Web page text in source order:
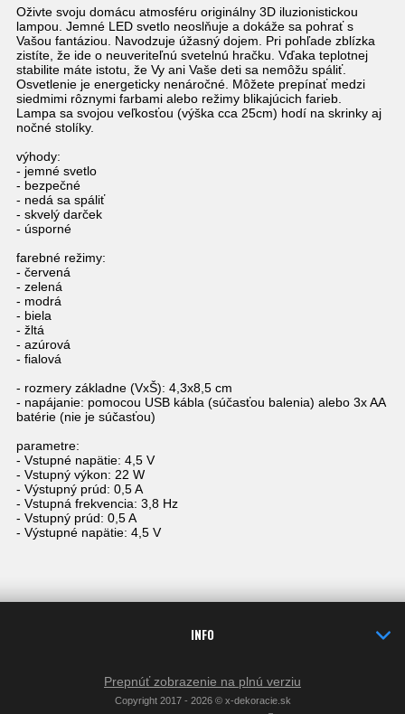
Oživte svoju domácu atmosféru originálny 3D iluzionistickou
lampou. Jemné LED svetlo neoslňuje a dokáže sa pohrať s
Vašou fantáziou. Navodzuje úžasný dojem. Pri pohľade zblízka
zistíte, že ide o neuveriteľnú svetelnú hračku. Vďaka teplotnej
stabilite máte istotu, že Vy ani Vaše deti sa nemôžu spáliť.
Osvetlenie je energeticky nenáročné. Môžete prepínať medzi
siedmimi rôznymi farbami alebo režimy blikajúcich farieb.
Lampa sa svojou veľkosťou (výška cca 25cm) hodí na skrinky aj
nočné stolíky.
výhody:
- jemné svetlo
- bezpečné
- nedá sa spáliť
- skvelý darček
- úsporné
farebné režimy:
- červená
- zelená
- modrá
- biela
- žltá
- azúrová
- fialová
- rozmery základne (VxŠ): 4,3x8,5 cm
- napájanie: pomocou USB kábla (súčasťou balenia) alebo 3x AA
batérie (nie je súčasťou)
parametre:
- Vstupné napätie: 4,5 V
- Vstupný výkon: 22 W
- Výstupný prúd: 0,5 A
- Vstupná frekvencia: 3,8 Hz
- Vstupný prúd: 0,5 A
- Výstupné napätie: 4,5 V
INFO
Prepnúť zobrazenie na plnú verziu
Copyright 2017 - 2026 © x-dekoracie.sk